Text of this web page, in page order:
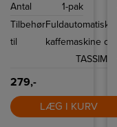
Antal
1-pak
Tilbehør
til
Fuldautomatiske
kaffemaskine og
TASSIMO
279,-
LÆG I KURV